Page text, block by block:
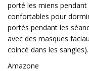
porté les miens
confortables pour
portés pendant les
avec des masques
coincé dans les sangles).
Amazone